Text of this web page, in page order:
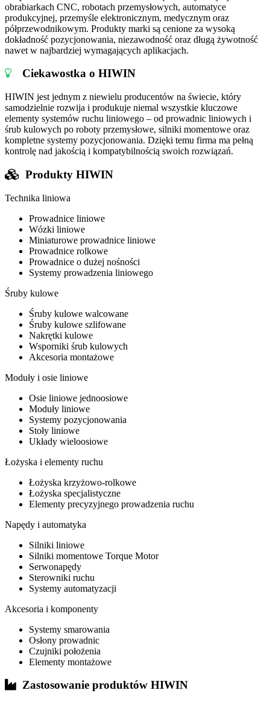
obrabiarkach CNC, robotach przemysłowych, automatyce
produkcyjnej, przemyśle elektronicznym, medycznym oraz
półprzewodnikowym. Produkty marki są cenione za wysoką
dokładność pozycjonowania, niezawodność oraz długą żywotność
nawet w najbardziej wymagających aplikacjach.
Ciekawostka o HIWIN
HIWIN jest jednym z niewielu producentów na świecie, który
samodzielnie rozwija i produkuje niemal wszystkie kluczowe
elementy systemów ruchu liniowego – od prowadnic liniowych i
śrub kulowych po roboty przemysłowe, silniki momentowe oraz
kompletne systemy pozycjonowania. Dzięki temu firma ma pełną
kontrolę nad jakością i kompatybilnością swoich rozwiązań.
Produkty HIWIN
Technika liniowa
Prowadnice liniowe
Wózki liniowe
Miniaturowe prowadnice liniowe
Prowadnice rolkowe
Prowadnice o dużej nośności
Systemy prowadzenia liniowego
Śruby kulowe
Śruby kulowe walcowane
Śruby kulowe szlifowane
Nakrętki kulowe
Wsporniki śrub kulowych
Akcesoria montażowe
Moduły i osie liniowe
Osie liniowe jednoosiowe
Moduły liniowe
Systemy pozycjonowania
Stoły liniowe
Układy wieloosiowe
Łożyska i elementy ruchu
Łożyska krzyżowo-rolkowe
Łożyska specjalistyczne
Elementy precyzyjnego prowadzenia ruchu
Napędy i automatyka
Silniki liniowe
Silniki momentowe Torque Motor
Serwonapędy
Sterowniki ruchu
Systemy automatyzacji
Akcesoria i komponenty
Systemy smarowania
Osłony prowadnic
Czujniki położenia
Elementy montażowe
Zastosowanie produktów HIWIN